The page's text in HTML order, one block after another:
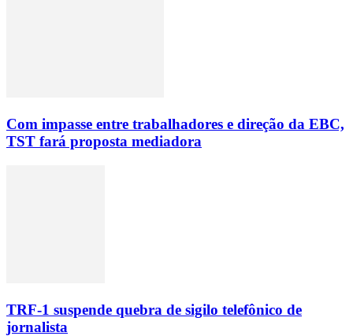
Com impasse entre trabalhadores e direção da EBC,
TST fará proposta mediadora
TRF-1 suspende quebra de sigilo telefônico de
jornalista